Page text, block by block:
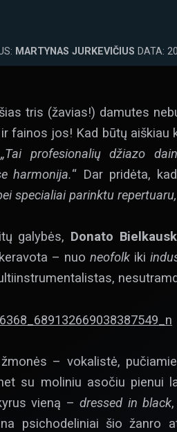
MARTYNAS JURKEVIČIUS DATA:
tris (žavias!) damutes
fainos jos! Kad būtų
„Tai profesionalių džiazo
harmonija.“ Dar pridėta,
specialiai parinktu
galybės, Donato
– nuo neofolk iki
– vokalistė,
su moliniu asočiu pienui
vieną –dressed in black
psichodeliniai šio žanro